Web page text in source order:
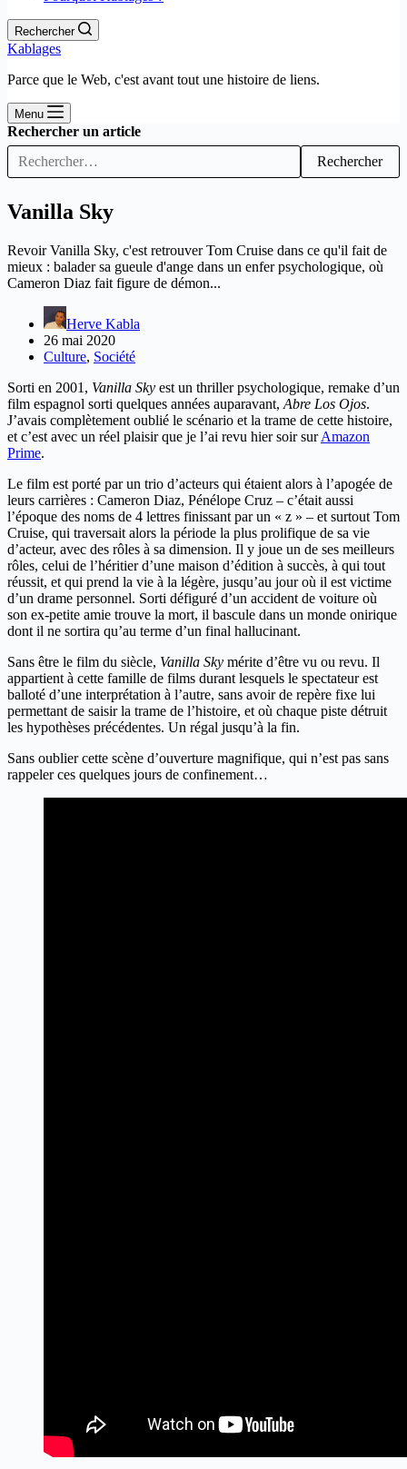
Rechercher
Kablages
Parce que le Web, c'est avant tout une histoire de liens.
Menu
Rechercher un article
Rechercher
Vanilla Sky
Revoir Vanilla Sky, c'est retrouver Tom Cruise dans ce qu'il fait de
mieux : balader sa gueule d'ange dans un enfer psychologique, où
Cameron Diaz fait figure de démon...
Herve Kabla
26 mai 2020
Culture, Société
Sorti en 2001, Vanilla Sky est un thriller psychologique, remake d’un
film espagnol sorti quelques années auparavant, Abre Los Ojos.
J’avais complètement oublié le scénario et la trame de cette histoire,
et c’est avec un réel plaisir que je l’ai revu hier soir surAmazon
Prime.
Le film est porté par un trio d’acteurs qui étaient alors à l’apogée de
leurs carrières : Cameron Diaz, Pénélope Cruz – c’était aussi
l’époque des noms de 4 lettres finissant par un « z » – et surtout Tom
Cruise, qui traversait alors la période la plus prolifique de sa vie
d’acteur, avec des rôles à sa dimension. Il y joue un de ses meilleurs
rôles, celui de l’héritier d’une maison d’édition à succès, à qui tout
réussit, et qui prend la vie à la légère, jusqu’au jour où il est victime
d’un drame personnel. Sorti défiguré d’un accident de voiture où
son ex-petite amie trouve la mort, il bascule dans un monde onirique
dont il ne sortira qu’au terme d’un final hallucinant.
Sans être le film du siècle, Vanilla Sky mérite d’être vu ou revu. Il
appartient à cette famille de films durant lesquels le spectateur est
balloté d’une interprétation à l’autre, sans avoir de repère fixe lui
permettant de saisir la trame de l’histoire, et où chaque piste détruit
les hypothèses précédentes. Un régal jusqu’à la fin.
Sans oublier cette scène d’ouverture magnifique, qui n’est pas sans
rappeler ces quelques jours de confinement…